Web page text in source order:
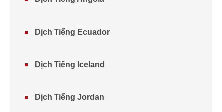
Dịch Tiếng Ecuador
Dịch Tiếng Iceland
Dịch Tiếng Jordan